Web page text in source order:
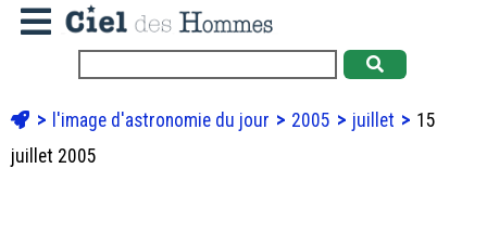
l'image d'astronomie du jour 2005 juillet
15
juillet 2005